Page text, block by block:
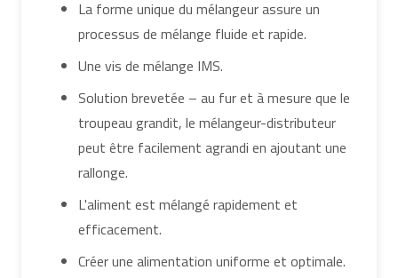
La forme unique du mélangeur assure un
processus de mélange fluide et rapide.
Une vis de mélange IMS.
Solution brevetée – au fur et à mesure que le
troupeau grandit, le mélangeur-distributeur
peut être facilement agrandi en ajoutant une
rallonge.
L'aliment est mélangé rapidement et
efficacement.
Créer une alimentation uniforme et optimale.